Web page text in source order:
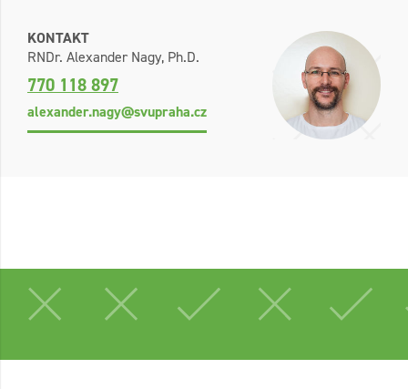
KONTAKT
RNDr. Alexander Nagy, Ph.D.
770 118 897
alexander.nagy@svupraha.cz